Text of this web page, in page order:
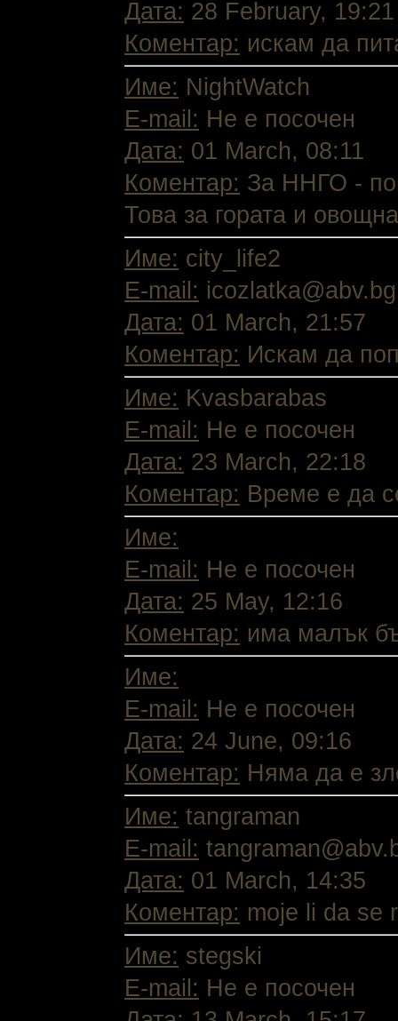
Дата: 28 February, 19:21
Коментар: искам да
Име: NightWatch
E-mail: Не е посочен
Дата: 01 March, 08:11
Коментар: За ННГО -
Това за гората и
Име: city_life2
E-mail: icozlatka@abv.bg
Дата: 01 March, 21:57
Коментар: Искам да
Име: Kvasbarabas
E-mail: Не е посочен
Дата: 23 March, 22:18
Коментар: Време е да
Име:
E-mail: Не е посочен
Дата: 25 May, 12:16
Коментар: има малък
Име:
E-mail: Не е посочен
Дата: 24 June, 09:16
Коментар: Няма да е
Име: tangraman
E-mail:
Дата: 01 March, 14:35
Коментар: moje li da se
Име: stegski
E-mail: Не е посочен